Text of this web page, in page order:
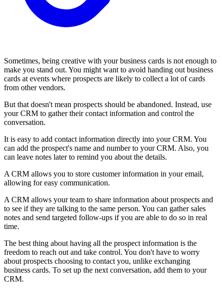
Sometimes, being creative with your business cards is not enough to
make you stand out. You might want to avoid handing out business
cards at events where prospects are likely to collect a lot of cards
from other vendors.
But that doesn't mean prospects should be abandoned. Instead, use
your CRM to gather their contact information and control the
conversation.
It is easy to add contact information directly into your CRM. You
can add the prospect's name and number to your CRM. Also, you
can leave notes later to remind you about the details.
A CRM allows you to store customer information in your email,
allowing for easy communication.
A CRM allows your team to share information about prospects and
to see if they are talking to the same person. You can gather sales
notes and send targeted follow-ups if you are able to do so in real
time.
The best thing about having all the prospect information is the
freedom to reach out and take control. You don't have to worry
about prospects choosing to contact you, unlike exchanging
business cards. To set up the next conversation, add them to your
CRM.